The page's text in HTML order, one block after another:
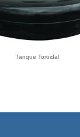
Tanque Toroidal